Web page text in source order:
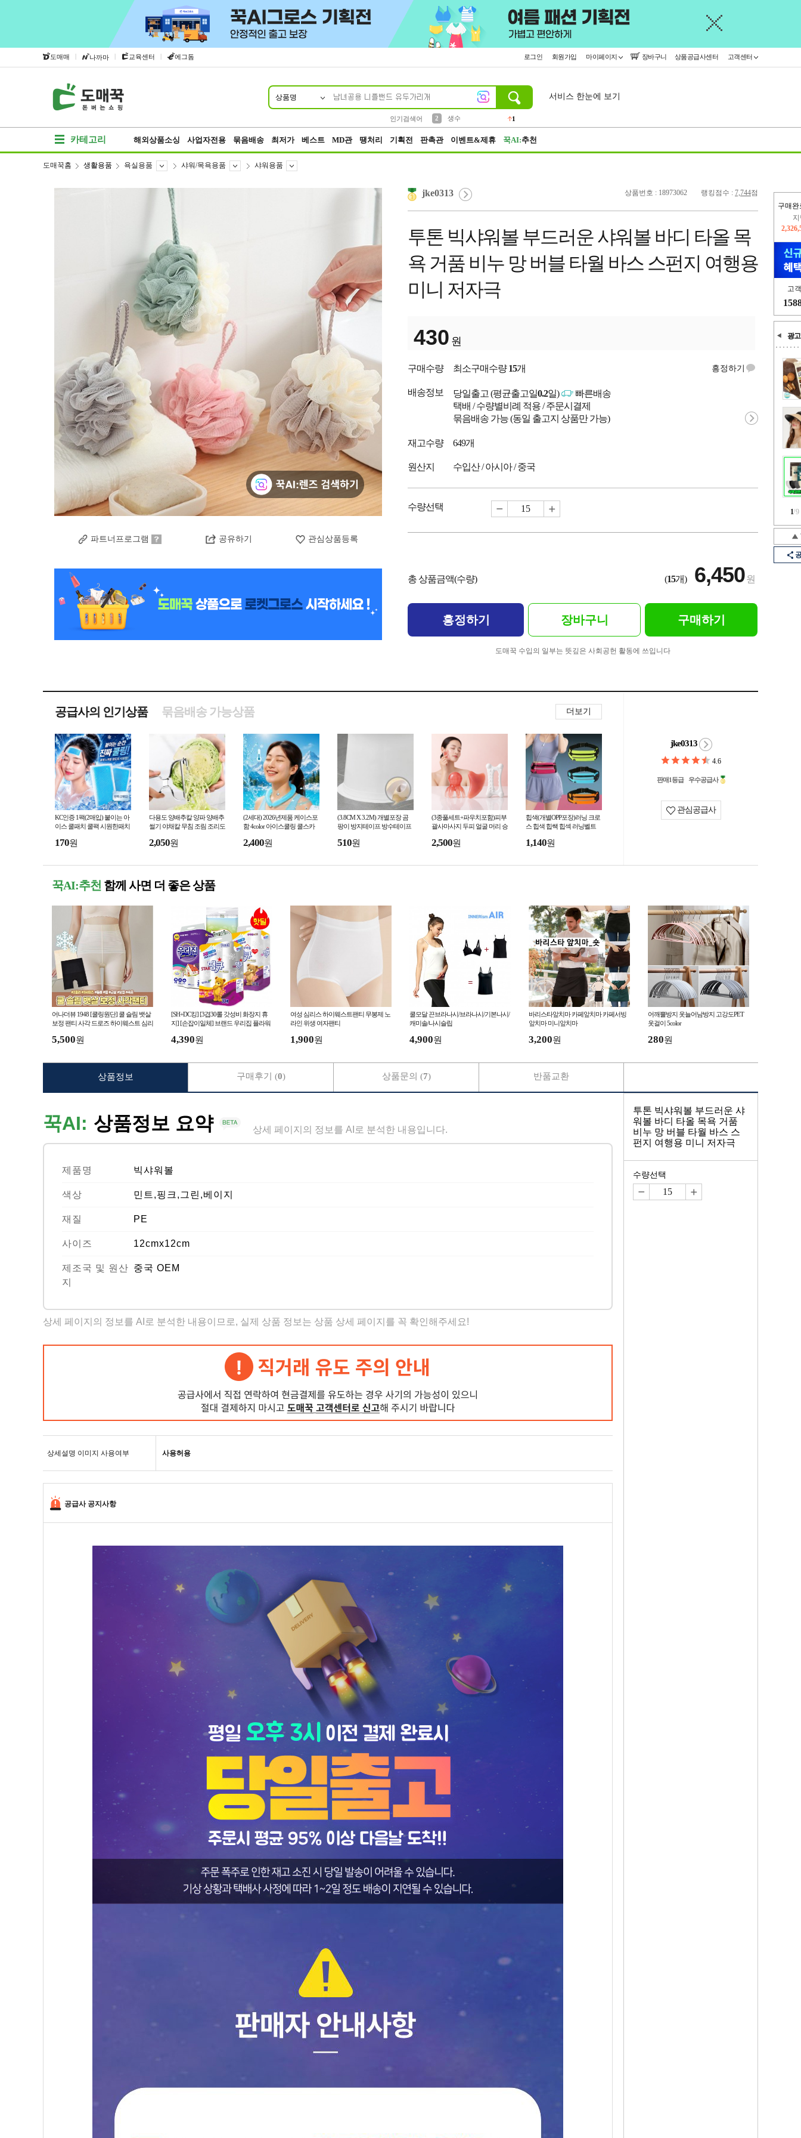
도매매 | 나까마 | 교육센터 | 에그돔 로그인 회원가입 마이페이지 장바구니 상품공급사센터 고객센터
상품명
인기검색어
2
생수
1
서비스 한눈에 보기
카테고리 해외상품소싱 사업자전용 묶음배송 최저가 베스트 MD관 땡처리 기획전 판촉관 이벤트&제휴 꾹AI:추천
구매완
고
광고
1/9
도매꾹홈 생활용품 욕실용품 샤워/목욕용품 샤워용품
파트너프로그램 공유하기 관심상품등록
상품번호 : 18973062 랭킹점수 : 7,744점
jke0313
투톤 빅샤워볼 부드러운 샤워볼 바디 타올 목
욕 거품 비누 망 버블 타월 바스 스펀지 여행용
미니 저자극
430 원
구매수량 최소구매수량15개 흥정하기
배송정보 당일출고 (평균출고일0.2일)
빠른배송
택배 / 수량별비례 적용 / 주문시결제
묶음배송 가능 (동일 출고지 상품만 가능)
재고수량 649개
원산지 수입산 / 아시아 / 중국
수량선택
총 상품금액(수량) (15개) 6,450원
흥정하기 장바구니 구매하기
도매꾹 수입의 일부는 뜻깊은 사회공헌 활동에 쓰입니다
공급사의 인기상품 더보기
묶음배송 가능상품
KC인증 1팩(2매입) 붙이는 아
이스 쿨패치 쿨팩 시원한패치
170원
다용도 양배추칼 양파 양배추
썰기 야채칼 무침 조림 조리도
2,050원
(2세대) 2026년제품 케이스포
함 4color 아이스쿨링 쿨스카
얼음 목걸이 베이직
2,400원
(3.8CM X 3.2M) 개별포장 곰
팡이 방지테이프 방수테이프
보수 곰팡이 방지
510원
(3종풀세트+파우치포함)피부
괄사마사지 두피 얼굴 머리 승
사 3종세트
2,500원
힙색(개별OPP포장)러닝 크로
스 힙색 힙쌕 힙섹 러닝벨트
동용품
1,140원
jke0313
4.6
판매1등급 우수공급사
관심공급사
꾹AI:추천 함께 사면 더 좋은 상품
어나더뷰 1948 [쿨링원단] 쿨 슬림 뱃살
보정 팬티 사각 드로즈 하이웨스트 심리
5,500원
[SH+DC킹] [3겹30롤 갓성비 화장지 휴
지] [손잡이일체] 브랜드 우리집 플라워
4,390원
여성 심리스 하이웨스트팬티 무봉제 노
라인 위생 여자팬티
1,900원
쿨모달 끈브라나시/브라나시/기본나시/
캐미솔/나시슬립
4,900원
바리스타앞치마 카페앞치마 카페서빙
앞치마 미니앞치마
3,200원
어깨뿔방지 옷늘어남방지 고강도PET
옷걸이 5color
280원
꾹AI: 상품정보 요약 상세 페이지의 정보를 AI로 분석한 내용입니다.
제품명 빅샤워볼
색상 민트,핑크,그린,베이지
재질 PE
사이즈 12cmx12cm
제조국 및 원산
지
중국 OEM
상세 페이지의 정보를 AI로 분석한 내용이므로, 실제 상품 정보는 상품 상세 페이지를 꼭 확인해주세요!
상세설명 이미지 사용여부 사용허용
공급사 공지사항
상품정보 구매후기 (0) 상품문의 (7) 반품교환
투톤 빅샤워볼 부드러운 샤
워볼 바디 타올 목욕 거품
비누 망 버블 타월 바스 스
펀지 여행용 미니 저자극
수량선택